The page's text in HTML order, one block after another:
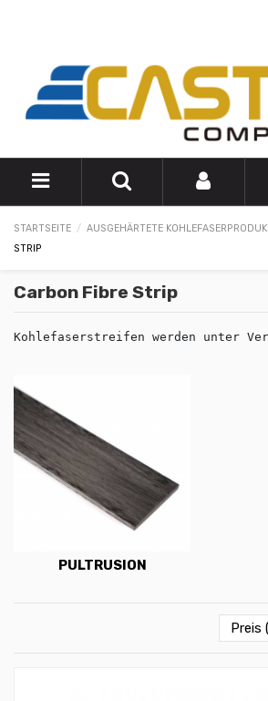
STARTSEITE AUSGEHÄRTETE
STRIP
Carbon Fibre Strip
Kohlefaserstreifen werden unter
PULTRUSION
Preis